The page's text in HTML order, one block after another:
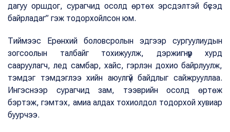
дагуу оршдог, сурагчид осолд өртөх эрсдэлтэй бүсэд
байрладаг” гэж тодорхойлсон юм.
Тиймээс Ерөнхий боловсролын эдгээр сургуулиудын
зогсоолын талбайг тохижуулж, дэржигнүүр хурд
сааруулагч, лед самбар, хайс, гэрлэн дохио байрлуулж,
тэмдэг тэмдэглээ хийн аюулгүй байдлыг сайжрууллаа.
Ингэснээр сурагчид зам, тээврийн осолд өртөж
бэртэж, гэмтэх, амиа алдах тохиолдол тодорхой хувиар
буурчээ.